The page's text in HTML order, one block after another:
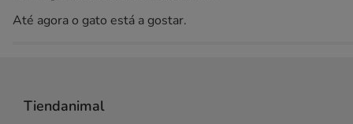
Até agora o gato está a gostar.
Tiendanimal